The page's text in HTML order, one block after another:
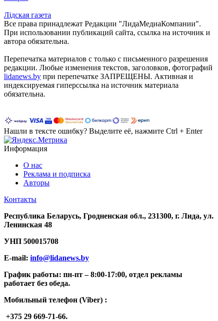
Лiдская газета
Все права принадлежат Редакции "ЛидаМедиаКомпании".
При использовании публикаций сайта, ссылка на источник и
автора обязательна.
Перепечатка материалов c только с письменного разрешения
редакции. Любые изменения текстов, заголовков, фотографий
lidanews.by при перепечатке ЗАПРЕЩЕНЫ. Активная и
индексируемая гиперссылка на источник материала
обязательна.
Нашли в тексте ошибку? Выделите её, нажмите Ctrl + Enter
Информация
О нас
Реклама и подписка
Авторы
Контакты
Республика Беларусь, Гродненская обл., 231300, г. Лида, ул.
Ленинская 48
УНП 500015708
E-mail: info@lidanews.by
График работы: пн-пт –8:00-17:00, отдел рекламы
работает без обеда.
Мобильный телефон (Viber) :
+375 29 669-71-66.